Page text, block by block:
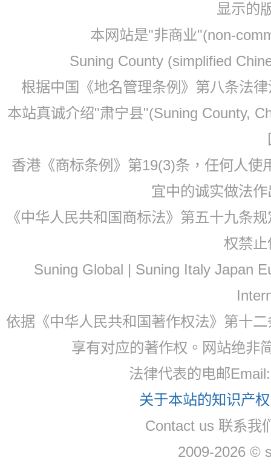
显示的
本网站是"非商业"(non-
Suning County (simplified
根据中国《地名管理条例》第八条法
本站真诚介绍"肃宁县"(Suning County,
香港《商标条例》第19(3)条，任何人
宜中的诚实做法
《中华人民共和国商标法》第五十九条
权禁
Suning Global | Suning Italy Japan
依据《中华人民共和国著作权法》第十
享有对应的著作权。网站绝非
法律代表的电邮
关于本站的知识产
Contact us 联系我
2009-2026 ©